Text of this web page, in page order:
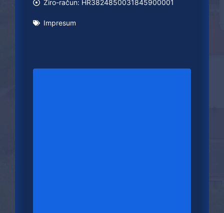
Žiro-račun: HR3824850031845900001
Impresum